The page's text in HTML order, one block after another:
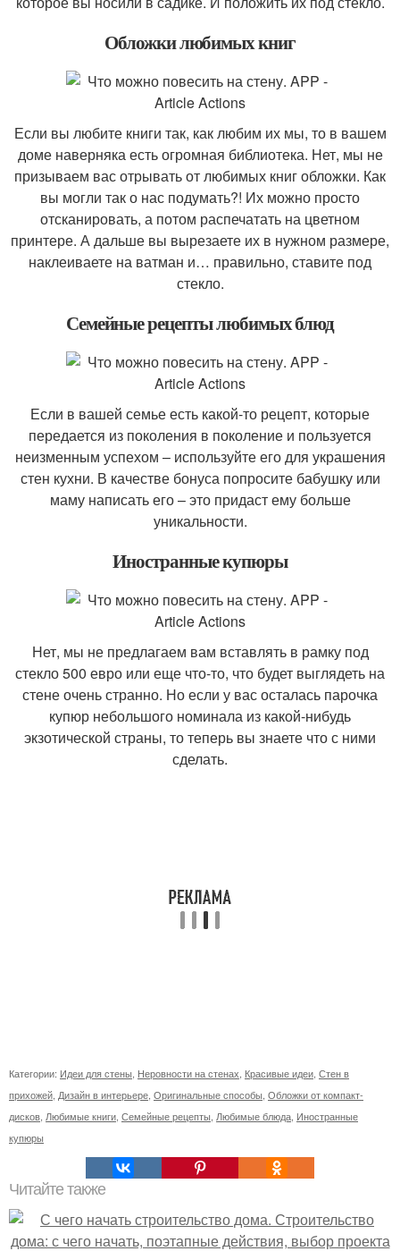
Обложки любимых книг
Если вы любите книги так, как любим их мы, то в вашем
доме наверняка есть огромная библиотека. Нет, мы не
призываем вас отрывать от любимых книг обложки. Как
вы могли так о нас подумать?! Их можно просто
отсканировать, а потом распечатать на цветном
принтере. А дальше вы вырезаете их в нужном размере,
наклеиваете на ватман и… правильно, ставите под
стекло.
Семейные рецепты любимых блюд
Если в вашей семье есть какой-то рецепт, которые
передается из поколения в поколение и пользуется
неизменным успехом – используйте его для украшения
стен кухни. В качестве бонуса попросите бабушку или
маму написать его – это придаст ему больше
уникальности.
Иностранные купюры
Нет, мы не предлагаем вам вставлять в рамку под
стекло 500 евро или еще что-то, что будет выглядеть на
стене очень странно. Но если у вас осталась парочка
купюр небольшого номинала из какой-нибудь
экзотической страны, то теперь вы знаете что с ними
сделать.
Категории: Идеи для стены Неровности на стенах Красивые идеи Стен в
прихожей Дизайн в интерьере Оригинальные способы Обложки от компакт-
дисков Любимые книги Семейные рецепты Любимые блюда Иностранные
купюры
Читайте также